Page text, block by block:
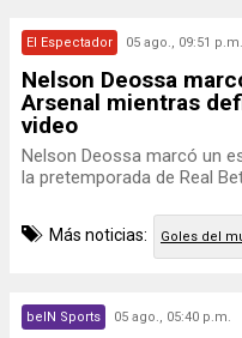
El Espectador 05 ago., 09:51 p.m.
Nelson Deossa
Arsenal mientras
video
Nelson Deossa marcó un
la pretemporada de Real
Más noticias: Goles del
beIN Sports 05 ago., 05:40 p.m.